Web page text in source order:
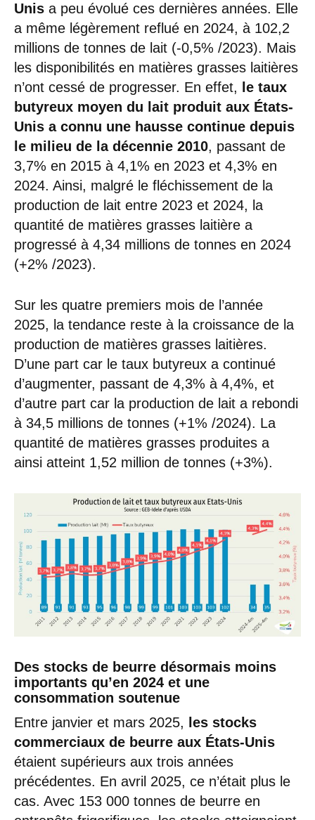
Unis a peu évolué ces dernières années. Elle
a même légèrement reflué en 2024, à 102,2
millions de tonnes de lait (-0,5% /2023). Mais
les disponibilités en matières grasses laitières
n’ont cessé de progresser. En effet,
le taux
butyreux moyen du lait produit aux États-
Unis a connu une hausse continue depuis
le milieu de la décennie 2010, passant de
3,7% en 2015 à 4,1% en 2023 et 4,3% en
2024. Ainsi, malgré le fléchissement de la
production de lait entre 2023 et 2024, la
quantité de matières grasses laitière a
progressé à 4,34 millions de tonnes en 2024
(+2% /2023).
Sur les quatre premiers mois de l’année
2025, la tendance reste à la croissance de la
production de matières grasses laitières.
D’une part car le taux butyreux a continué
d’augmenter, passant de 4,3% à 4,4%, et
d’autre part car la production de lait a rebondi
à 34,5 millions de tonnes (+1% /2024). La
quantité de matières grasses produites a
ainsi atteint 1,52 million de tonnes (+3%).
Des stocks de beurre désormais moins
importants qu’en 2024 et une
consommation soutenue
Entre janvier et mars 2025,
les stocks
commerciaux de beurre aux États-Unis
étaient supérieurs aux trois années
précédentes. En avril 2025, ce n’était plus le
cas. Avec 153 000 tonnes de beurre en